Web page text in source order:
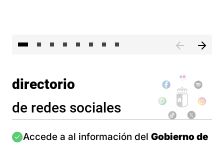
directorio
de redes sociales
Imagen
Accede a al información del Gobierno de